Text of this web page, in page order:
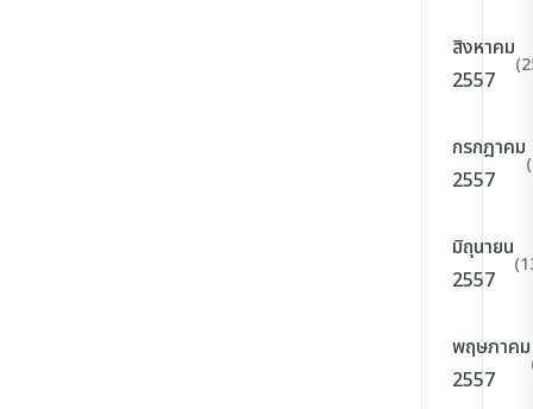
สิงหาคม
2557
กรกฎาคม
2557
มิถุนายน
2557
พฤษภาคม
2557